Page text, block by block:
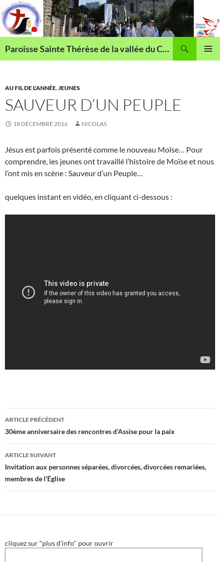
Aller
au
contenu
Paroisse Sainte Thérèse de la vallée du Cailly
AU FIL DE L'ANNÉE,JEUNES
SAUVEUR D’UN PEUPLE
18 DÉCEMBRE 2016 NICOLAS
Jésus est parfois présenté comme le nouveau Moïse… Pour
comprendre, les jeunes ont travaillé l’histoire de Moïse et nous
l’ont mis en scène : Sauveur d’un Peuple…
quelques instant en vidéo, en cliquant ci-dessous :
Navigation
des
articles
ARTICLE PRÉCÉDENT
30ème anniversaire des rencontres d’Assise pour la paix
ARTICLE SUIVANT
Invitation aux personnes séparées, divorcées, divorcées remariées,
membres de l’Église
cliquez sur "plus d'info" pour ouvrir